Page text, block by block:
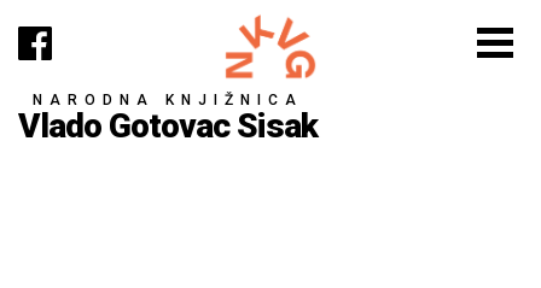
NARODNA KNJIŽNICA
Vlado Gotovac Sisak